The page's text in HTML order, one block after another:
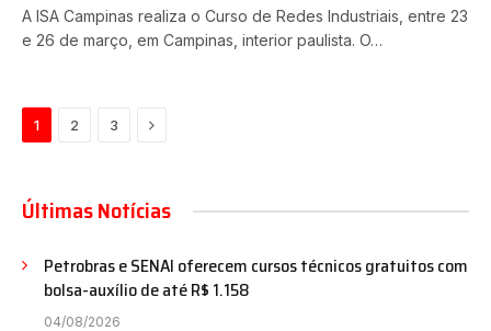
A ISA Campinas realiza o Curso de Redes Industriais, entre 23
e 26 de março, em Campinas, interior paulista. O…
1 2 3 Próximo
Últimas Notícias
Petrobras e SENAI oferecem cursos técnicos gratuitos com
bolsa-auxílio de até R$ 1.158
04/08/2026